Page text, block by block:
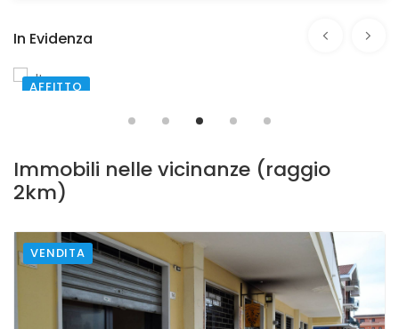
In Evidenza
AFFITTO
Immobili nelle vicinanze (raggio
2km)
VENDITA